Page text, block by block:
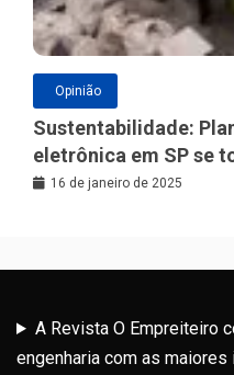
Opinião
Sustentabilidade:
eletrônica em SP se
Latina
16 de janeiro de 2025
A Revista O Empreiteiro
engenharia com as